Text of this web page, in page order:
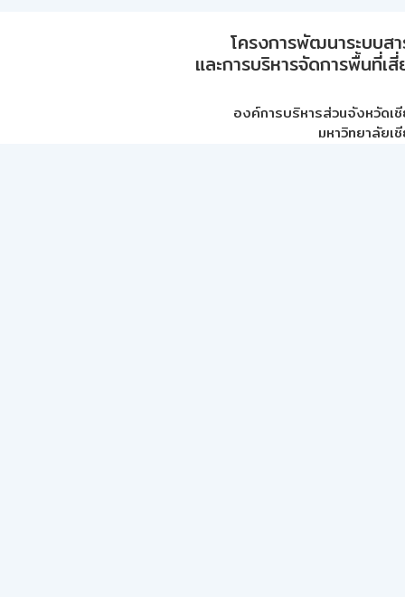
โครงการพัฒนาระบบส
และการบริหารจัดการพื้นที่เ
องค์การบริหารส่วนจังหวัดเ
มหาวิทยาลัยเ